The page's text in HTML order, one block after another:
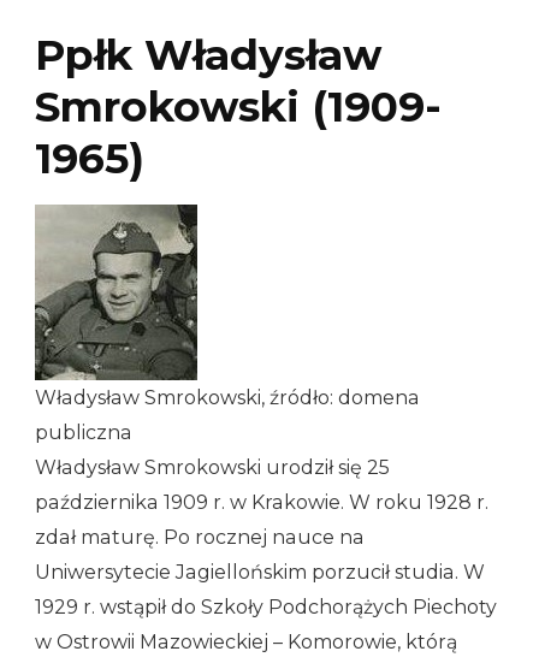
Ppłk Władysław
Smrokowski (1909-
1965)
Władysław Smrokowski, źródło: domena
publiczna
Władysław Smrokowski urodził się 25
października 1909 r. w Krakowie. W roku 1928 r.
zdał maturę. Po rocznej nauce na
Uniwersytecie Jagiellońskim porzucił studia. W
1929 r. wstąpił do Szkoły Podchorążych Piechoty
w Ostrowii Mazowieckiej – Komorowie, którą